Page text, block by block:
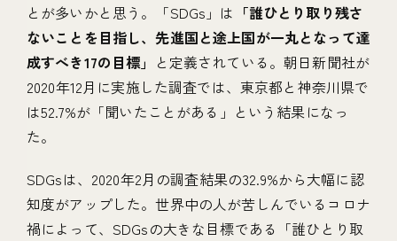
とが多いかと思う。「SDGs」は 「誰ひとり取り残さ
ないことを目指し、先進国と途上国が一丸となって達
成すべき17の目標」 と定義されている。朝日新聞社が
2020年12月に実施した調査では、東京都と神奈川県で
は52.7%が「聞いたことがある」という結果になっ
た。
SDGsは、2020年2月の調査結果の32.9%から大幅に認
知度がアップした。世界中の人が苦しんでいるコロナ
禍によって、SDGsの大きな目標である「誰ひとり取